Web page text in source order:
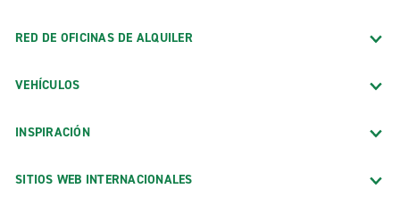
RED DE OFICINAS DE ALQUILER
VEHÍCULOS
INSPIRACIÓN
SITIOS WEB INTERNACIONALES